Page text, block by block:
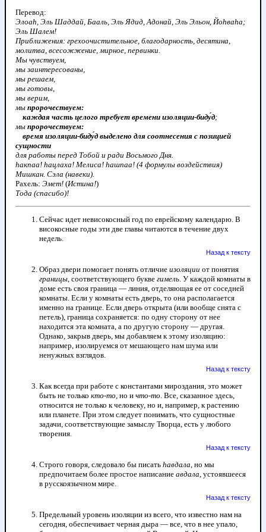
Перевод:
Элоаh, Эль Шаддай, Бааль, Эль Ядид, Адонай, Эль Эльон, Йоhваhа;
Эль Шалем!
Приближения: грехоочистительное, благодарность, десятина,
молитва, всесожжение, мирное, первинки.
Мы чувствуем,
мы заинтересованы,
мы решаем,
мы готовы,
мы верим,
мы пророчествуем:
каждая часть целого требует времени изоляции-биду́д;
мы пророчествуем:
время изоляции-биду́д выделено для соотнесения с позицией
сущности
для работы перед Тобой и ради Восьмого Дня.
hакпаа! hацлаха! Мелиса! hашпаа! (4 формулы воздействия)
Мишкан. Сэла (навеки).
Рахель: Эмет! (Истина!)
Тода (спасибо)!
Сейчас идет невисокосный год по еврейскому календарю. В
високосные годы эти две главы читаются в течение двух
недель.
Назад к тексту
Образ двери помогает понять отличие изоляции от понятия
границы, соответствующего букве гимель. У каждой комнаты в
доме есть своя граница — линия, отделяющая ее от соседней
комнаты. Если у комнаты есть дверь, то она располагается
именно на границе. Если дверь открыта (или вообще снята с
петель), граница сохраняется: по одну сторону от нее
находится эта комната, а по другую сторону — другая.
Однако, закрыв дверь, мы добавляем к этому изоляцию:
например, изолируемся от мешающего нам шума или
ненужных взглядов.
Назад к тексту
Как всегда при работе с константами мироздания, это может
быть не только кто-то, но и что-то. Все, сказанное здесь,
относится не только к человеку, но и, например, к растению
или планете. При этом следует понимать, что сущностные
задачи, соответствующие замыслу Творца, есть у любого
творения.
Назад к тексту
Строго говоря, следовало бы писать hавдала, но мы
предпочитаем более простое написание авдала, устоявшееся
в русскоязычном мире.
Назад к тексту
Предельный уровень изоляции из всего, что известно нам на
сегодня, обеспечивает черная дыра — все, что в нее упало,